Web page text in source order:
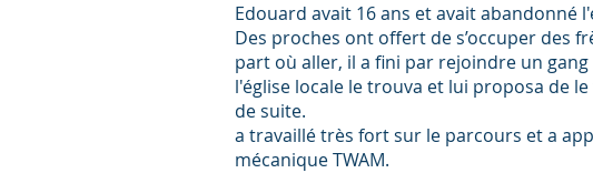
Edouard avait 16 ans et avait abandonné
Des proches ont offert de s’occuper des
part où aller, il a fini par rejoindre un
l'église locale le trouva et lui proposa de
de suite.
a travaillé très fort sur le parcours et a
mécanique TWAM.